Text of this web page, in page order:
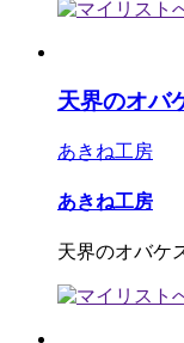
天界のオバ
あきね工房
あきね工房
天界のオバケ